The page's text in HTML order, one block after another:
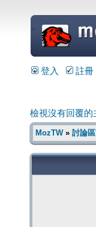
=
登入 註冊
檢視沒有回覆的
MozTW» 討論